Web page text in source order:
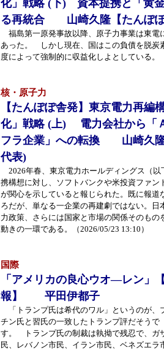
化」戦略 (下) 資本提携と「黄
る再統合 山崎久隆【たんぽぽ
福島第一原発事故以降、原子力事業は東電
あった。 しかし現在、国はこの負債を脱炭
度によって強制的に収益化しよとしている。
核・原子力
【たんぽぽ舎発】東京電力再編
化」戦略 (上) 電力会社から「
フラ企業」への転換 山崎久隆
代表)
2026年春、東京電力ホールディングス（以
携構想に対し、ソフトバンクや米投資ファン
が関心を示していると報じられた。既に報道
ろだが、単なる一企業の再建劇ではない。日
力政策、さらには国家と市場の関係そのもの
動きの一環である。（2026/05/23 13:10）
国際
「アメリカの良心ウオ―レン」
報】 平田伊都子
「トランプ氏は希代のワル」というのが、
チン氏と習氏の一致したトランプ評だそうで
す。 トランプ氏の制裁は執拗で残忍で、ガ
民、レバノン市民、イラン市民、ベネズエラ